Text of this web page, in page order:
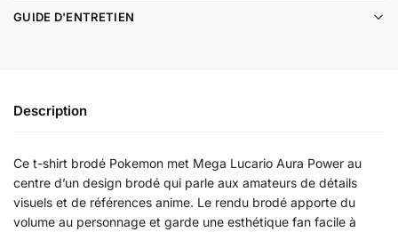
GUIDE D'ENTRETIEN
Description
Ce t-shirt brodé Pokemon met Mega Lucario Aura Power au
centre d’un design brodé qui parle aux amateurs de détails
visuels et de références anime. Le rendu brodé apporte du
volume au personnage et garde une esthétique fan facile à